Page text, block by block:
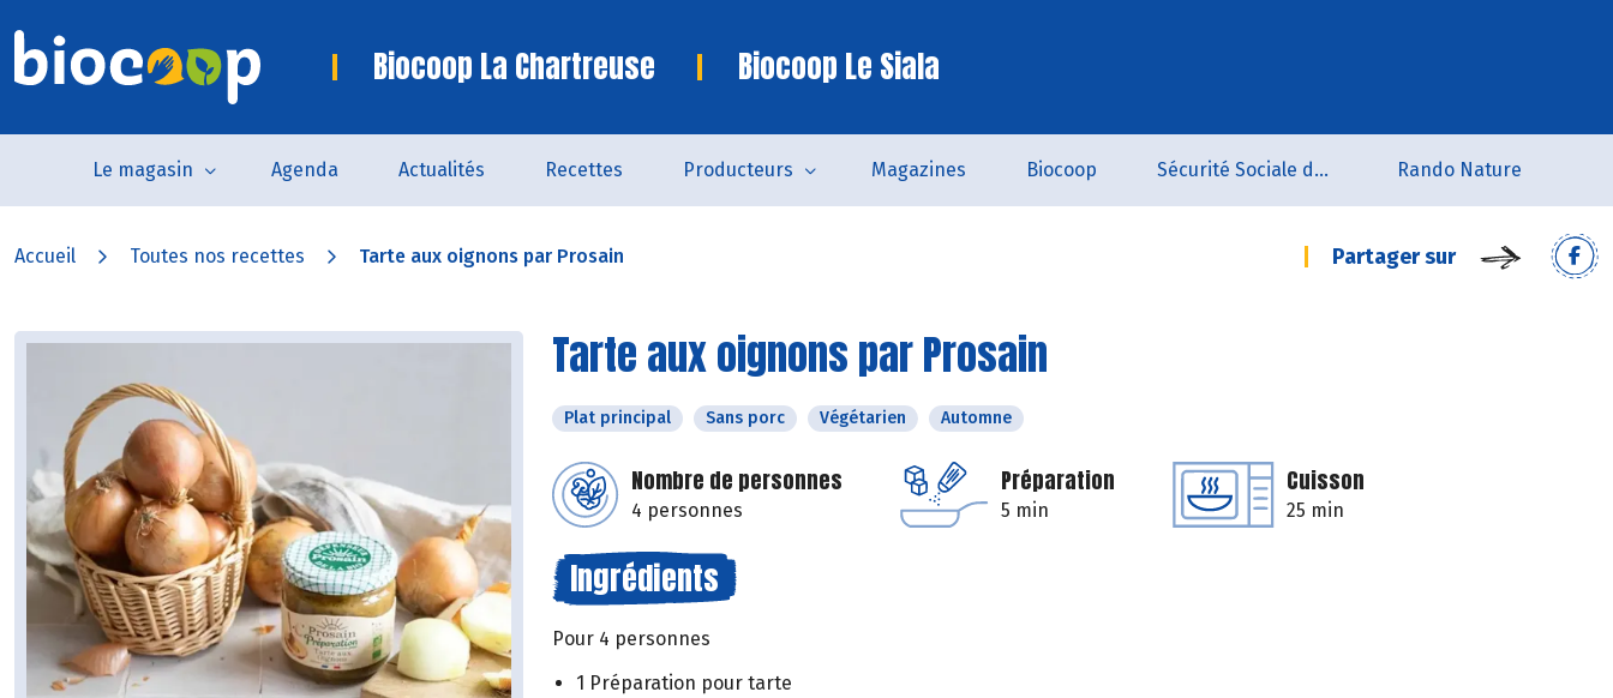
Biocoop La Chartreuse Biocoop Le Siala
Le magasin Agenda Actualités Recettes Producteurs Magazines Biocoop Sécurité Sociale de l'Alimentation du Tarn Sud Rando Nature
Accueil Toutes nos recettes Tarte aux oignons par Prosain Partager sur
Tarte aux oignons par Prosain
Plat principal Sans porc Végétarien Automne
Nombre de personnes
4 personnes
Préparation
5 min
Cuisson
25 min
Ingrédients
Pour 4 personnes
1 Préparation pour tarte